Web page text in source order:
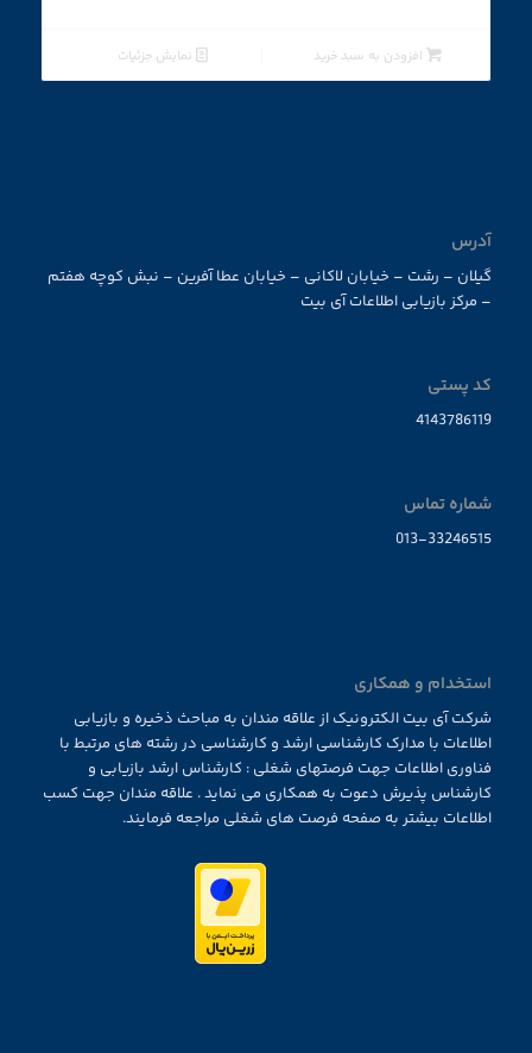
افزودن به سبد خرید نمایش جزئیات
آدرس
گیلان – رشت – خیابان لاکانی – خیابان عطا آفرین – نبش کوچه هفتم
– مرکز بازیابی اطلاعات آی بیت
کد پستی
4143786119
شماره تماس
013-33246515
استخدام و همکاری
شرکت آی بیت الکترونیک از علاقه مندان به مباحث ذخیره و بازیابی
اطلاعات با مدارک کارشناسی ارشد و کارشناسی در رشته های مرتبط با
فناوری اطلاعات جهت فرصتهای شغلی : کارشناس ارشد بازیابی و
کارشناس پذیرش دعوت به همکاری می نماید . علاقه مندان جهت کسب
اطلاعات بیشتر به صفحه فرصت های شغلی مراجعه فرمایند.